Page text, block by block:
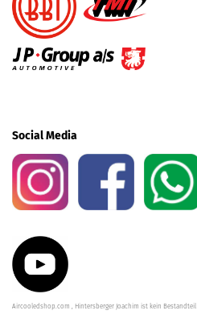
Social Media
Aircooledshop.com , Hintersberger Joachim ist kein Bestandteil